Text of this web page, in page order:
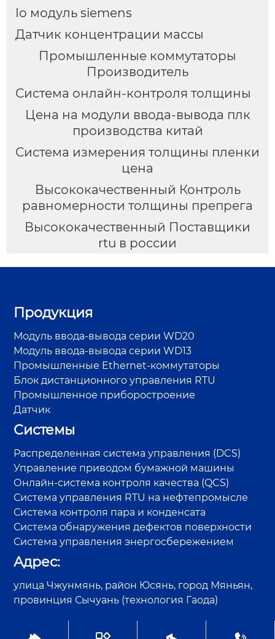
Io модуль siemens
Датчик концентрации массы
Промышленные коммутаторы
Производитель
Система онлайн-контроля толщины
Цена на модули ввода-вывода плк
производства китай
Система измерения толщины пленки
цена
Высококачественный Контроль
равномерности толщины препрега
Высококачественный Поставщики
rtu в россии
Продукция
Модуль ввода-вывода серии WD20
Модуль ввода-вывода серии WD13
Промышленные Ethernet-коммутаторы
Блок дистанционного управления RTU
Промышленное приборостроение
Датчик
Системы
Распределенная система управления (DCS)
Управление приводом бумажной машины
Онлайн-система контроля качества (QCS)
Система управления RTU на нефтепромысле
Система контроля пара и конденсата
Система обнаружения дефектов поверхности
Система управления энергосбережением
Адрес:
улица Чжунмянь, район Юсянь, город Мяньян,
провинция Сычуань (технология Гаода)